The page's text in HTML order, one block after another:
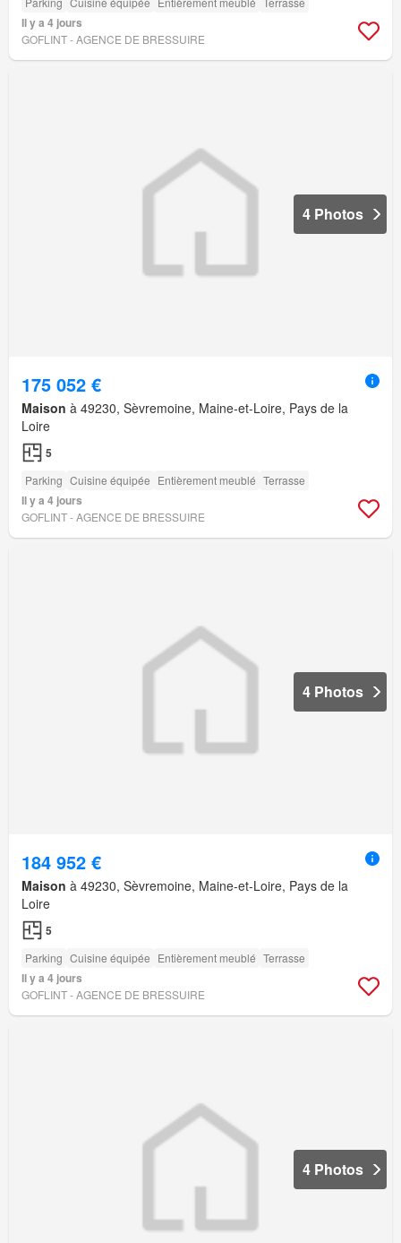
Il y a 4 jours
GOFLINT - AGENCE DE BRESSUIRE
4 Photos
175 052 €
Maison à 49230, Sèvremoine, Maine-et-Loire, Pays de la
Loire
5
Parking Cuisine équipée Entièrement meublé Terrasse
Il y a 4 jours
GOFLINT - AGENCE DE BRESSUIRE
4 Photos
184 952 €
Maison à 49230, Sèvremoine, Maine-et-Loire, Pays de la
Loire
5
Parking Cuisine équipée Entièrement meublé Terrasse
Il y a 4 jours
GOFLINT - AGENCE DE BRESSUIRE
4 Photos